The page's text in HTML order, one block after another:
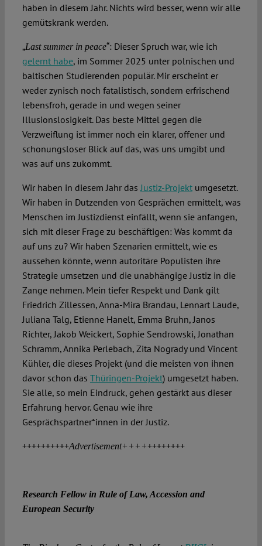
haben in diesem Jahr. Nichts wird besser, wenn wir alle
gemütskrank werden.
„Last summer in peace“: Dieser Spruch war, wie ich
gelernt habe, im Sommer 2025 unter polnischen und
baltischen Studierenden populär. Mir erscheint er
weder zynisch noch fatalistisch, sondern erfrischend
lebensfroh, gerade in und wegen seiner
Illusionslosigkeit. Das beste Mittel gegen die
Verzweiflung ist immer noch ein klarer, offener und
schonungsloser Blick auf das, was uns umgibt und
was auf uns zukommt.
Wir haben in diesem Jahr dasJustiz-Projektumgesetzt.
Wir haben in Dutzenden von Gesprächen ermittelt, was
Menschen im Justizdienst einfällt, wenn sie anfangen,
sich mit dieser Frage zu beschäftigen: Was kommt da
auf uns zu? Wir haben Szenarien ermittelt, wie es
aussehen könnte, wenn autoritäre Populisten ihre
Strategie umsetzen und die unabhängige Justiz in die
Zange nehmen. Mein tiefer Respekt und Dank gilt
Friedrich Zillessen, Anna-Mira Brandau, Lennart Laude,
Juliana Talg, Etienne Hanelt, Emma Bruhn, Janos
Richter, Jakob Weickert, Sophie Sendrowski, Jonathan
Schramm, Annika Perlebach, Zita Nogrady und Vincent
Kühler, die dieses Projekt (und die meisten von ihnen
davor schon das Thüringen-Projekt) umgesetzt haben.
Sie alle, so mein Eindruck, gehen gestärkt aus dieser
Erfahrung hervor. Genau wie ihre
Gesprächspartner*innen in der Justiz.
++++++++++Advertisement++++++++++++
Research Fellow in Rule of Law, Accession and
European Security